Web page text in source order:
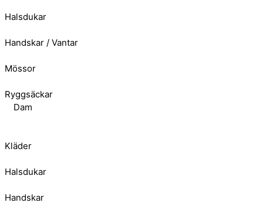
Halsdukar
Handskar / Vantar
Mössor
Ryggsäckar
Dam
Kläder
Halsdukar
Handskar